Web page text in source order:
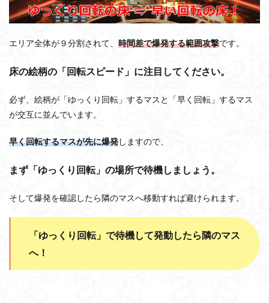
エリア全体が９分割されて、 時間差で爆発する範囲攻撃です。
床の絵柄の「回転スピード」に注目してください。
必ず、絵柄が「ゆっくり回転」するマスと「早く回転」するマス
が交互に並んでいます。
早く回転するマスが先に爆発しますので、
まず「ゆっくり回転」の場所で待機しましょう。
そして爆発を確認したら隣のマスへ移動すれば避けられます。
「ゆっくり回転」で待機して発動したら隣のマス
へ！